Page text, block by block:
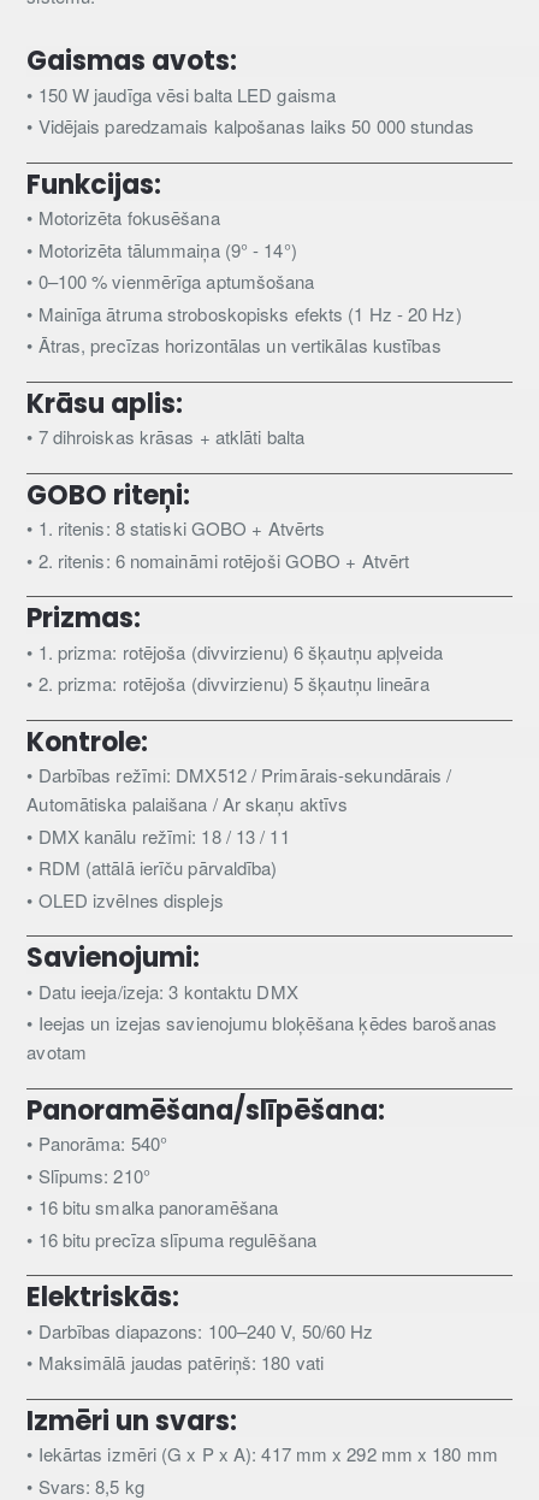
Gaismas avots:
• 150 W jaudīga vēsi balta LED gaisma
• Vidējais paredzamais kalpošanas laiks 50 000 stundas
Funkcijas:
• Motorizēta fokusēšana
• Motorizēta tālummaiņa (9° - 14°)
• 0–100 % vienmērīga aptumšošana
• Mainīga ātruma stroboskopisks efekts (1 Hz - 20 Hz)
• Ātras, precīzas horizontālas un vertikālas kustības
Krāsu aplis:
• 7 dihroiskas krāsas + atklāti balta
GOBO riteņi:
• 1. ritenis: 8 statiski GOBO + Atvērts
• 2. ritenis: 6 nomaināmi rotējoši GOBO + Atvērt
Prizmas:
• 1. prizma: rotējoša (divvirzienu) 6 šķautņu apļveida
• 2. prizma: rotējoša (divvirzienu) 5 šķautņu lineāra
Kontrole:
• Darbības režīmi: DMX512 / Primārais-sekundārais /
Automātiska palaišana / Ar skaņu aktīvs
• DMX kanālu režīmi: 18 / 13 / 11
• RDM (attālā ierīču pārvaldība)
• OLED izvēlnes displejs
Savienojumi:
• Datu ieeja/izeja: 3 kontaktu DMX
• Ieejas un izejas savienojumu bloķēšana ķēdes barošanas
avotam
Panoramēšana/slīpēšana:
• Panorāma: 540°
• Slīpums: 210°
• 16 bitu smalka panoramēšana
• 16 bitu precīza slīpuma regulēšana
Elektriskās:
• Darbības diapazons: 100–240 V, 50/60 Hz
• Maksimālā jaudas patēriņš: 180 vati
Izmēri un svars:
• Iekārtas izmēri (G x P x A): 417 mm x 292 mm x 180 mm
• Svars: 8,5 kg